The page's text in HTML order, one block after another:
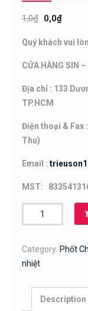
1,0₫ 0,0₫
Quý khách vui
CỬA HÀNG SIN
Địa chỉ : 133
TP.HCM
Điện thoại & Fax
Thu)
Email :
MST:
chắn
Viton
chịu
quantity
Category: Phốt
nhiệt
Description